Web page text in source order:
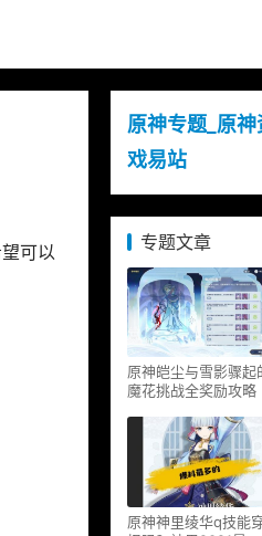
可以
原神专题_原
戏易站
专题文章
原神皑尘与雪影骤起
魔花挑战全奖励攻略
原神神里绫华q技能